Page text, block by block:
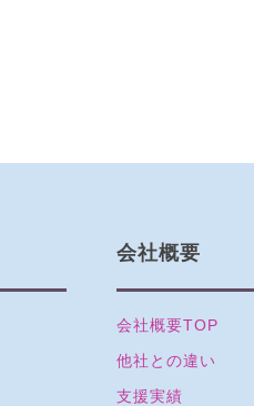
会社概要
会社概要TOP
他社との違い
支援実績